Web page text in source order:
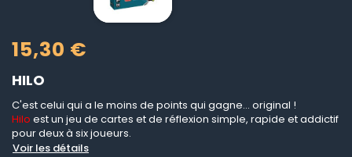
15,30 €
HILO
C'est celui qui a le moins de points qui gagne... original !
Hilo est un jeu de cartes et de réflexion simple, rapide et addictif
pour deux à six joueurs.
Voir les détails